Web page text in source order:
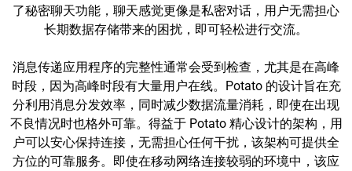
了秘密聊天功能，聊天感觉更像是私密对话，用户无需担心
长期数据存储带来的困扰，即可轻松进行交流。
消息传递应用程序的完整性通常会受到检查，尤其是在高峰
时段，因为高峰时段有大量用户在线。Potato 的设计旨在充
分利用消息分发效率，同时减少数据流量消耗，即使在出现
不良情况时也格外可靠。得益于 Potato 精心设计的架构，用
户可以安心保持连接，无需担心任何干扰，该架构可提供全
方位的可靠服务。即使在移动网络连接较弱的环境中，该应